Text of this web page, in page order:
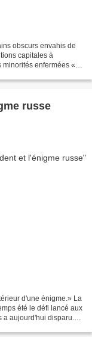
obscurs envahis de
capitales à
minorités enfermées «
russe
d'une énigme.» La
été le défi lancé aux
a aujourd'hui disparu.